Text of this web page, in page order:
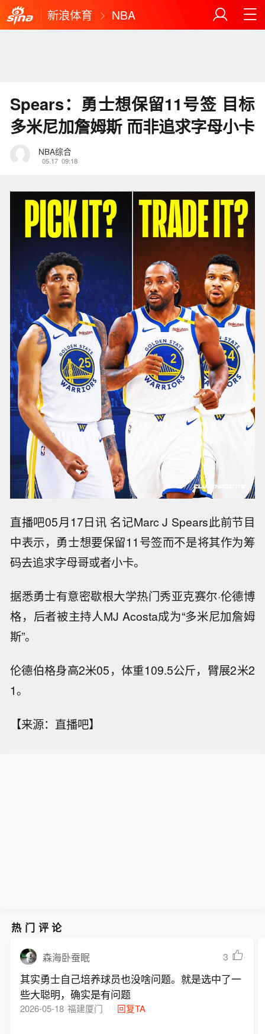
新浪体育 NBA
Spears：勇士想保留11号签 目标
多米尼加詹姆斯 而非追求字母小卡
NBA综合
05.17 09:18
直播吧05月17日讯 名记Marc J Spears此前节目
中表示，勇士想要保留11号签而不是将其作为筹
码去追求字母哥或者小卡。
据悉勇士有意密歇根大学热门秀亚克赛尔·伦德博
格，后者被主持人MJ Acosta成为“多米尼加詹姆
斯”。
伦德伯格身高2米05，体重109.5公斤，臂展2米2
1。
【来源：直播吧】
热门评论
森海卧蚕眠 3
其实勇士自己培养球员也没啥问题。就是选中了一
些大聪明，确实是有问题
2026-05-18 福建厦门 回复TA